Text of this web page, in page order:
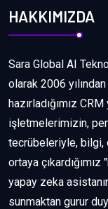
HAKKIMIZDA
Sara Global AI
olarak 2006
hazırladığımız
işletmelerimizin,
tecrübeleriyle,
ortaya
yapay zeka
sunmaktan gurur